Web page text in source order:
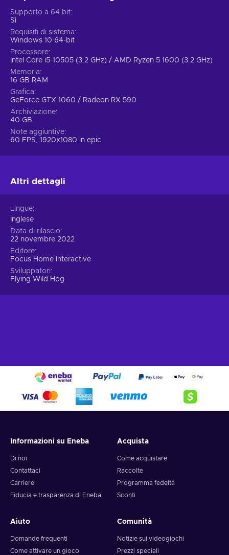
uccidere delle creature della notte. Aggiorna le tue armi per
eseguire uccisioni migliori mentre attraversi le vecchie terre
ispirate ai racconti americani. In effetti, puoi creare il tuo stile
di combattimento personale per combattere le orde di
vampiri, quindi la sperimentazione è più che benvenuta.
Compra Evil West e non aspettare più per esperienze
indimenticabili!
Supporto a 64 bit
Sì
Requisiti di sistema
Windows 10 64-bit
Processore
Intel Core i5-10505 (3.2 GHz) / AMD Ryzen 5 1600 (3.2 GHz)
Memoria
16 GB RAM
Grafica
GeForce GTX 1060 / Radeon RX 590
Archiviazione
40 GB
Note aggiuntive
60 FPS, 1920x1080 in epic
Altri dettagli
Lingue
Inglese
Data di rilascio
22 novembre 2022
Editore
Focus Home Interactive
Sviluppatori
Flying Wild Hog
Informazioni su Eneba
Di noi
Contattaci
Carriere
Fiducia e trasparenza di Eneba
Acquista
Come acquistare
Raccolte
Programma fedeltà
Sconti
Aiuto
Domande frequenti
Come attivare un gioco
Comunità
Notizie sui videogiochi
Prezzi speciali